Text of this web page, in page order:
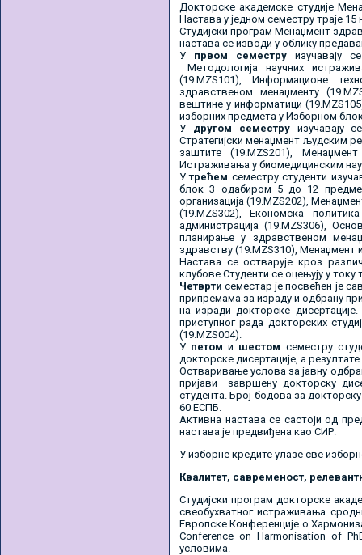
Докторске академске студије
Настава у једном семестру траје
Студијски програм Менаџмент
настава се изводи у облику
У првом семестру изучавају
Методологија научних
(19.MZS101), Информационе
здравственом менаџменту
вештине у информатици
изборних предмета у Изборном
У другом семеструизучавају
Стратегијски менаџмент људским
заштите (19.MZS201),
Истраживања у биомедицинским
Утрећем семестру студенти
блок 3 одабиром 5 до 12
организација (19.MZS202),
(19.MZS302), Економска
администрација (19.MZS306),
планирање у здравственом
здравству (19.MZS310), Менаџмент
Настава се остварује кроз
клубове.Студенти се оцењују у
Четврти семестар је посвећен је
припремама за израду и одбрану
на изради докторске
приступног рада докторских
(19.MZS004).
У петом и шестом семестру
докторске дисертације, а
Остваривање услова за јавну
пријави завршену докторску
студента. Број бодова за
60 ЕСПБ.
Активна настава се састоји од
настава је предвиђена као СИР.
У изборне кредите улазе све
Квалитет, савременост,
Студијски програм докторске
свеобухватног истраживања
Европске Конференције о
Conference on Harmonisation of
условима.